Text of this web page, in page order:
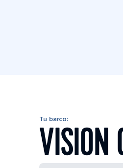
Tu barco:
VISION